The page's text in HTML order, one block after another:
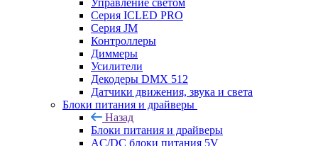
Управление светом
Серия ICLED PRO
Серия JM
Контроллеры
Диммеры
Усилители
Декодеры DMX 512
Датчики движения, звука и света
Блоки питания и драйверы
Назад
Блоки питания и драйверы
AC/DC блоки питания 5V